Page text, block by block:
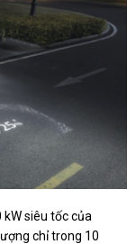
siêu tốc của
chỉ trong 10